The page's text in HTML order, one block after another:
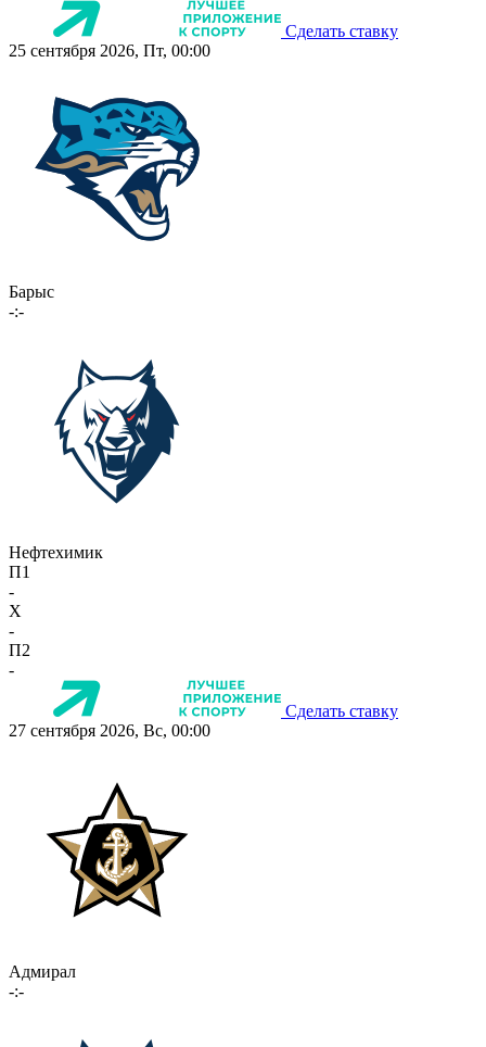
Сделать ставку
25 сентября 2026, Пт, 00:00
Барыс
-:-
Нефтехимик
П1
-
X
-
П2
-
Сделать ставку
27 сентября 2026, Вс, 00:00
Адмирал
-:-